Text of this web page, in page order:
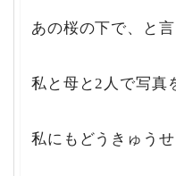
あの桜の下で、と
私と母と2人で写真
私にもどうきゅう